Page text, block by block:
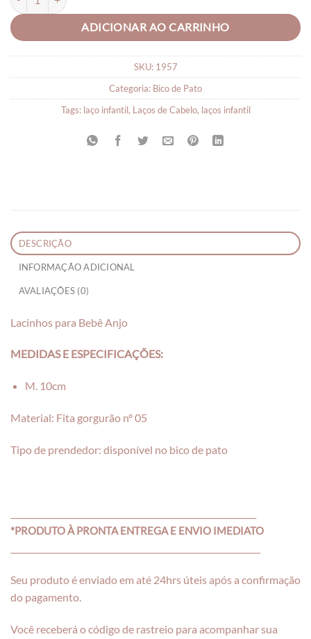
ADICIONAR AO CARRINHO
SKU: 1957
Categoria: Bico de Pato
Tags: laço infantil, Laços de Cabelo, laços infantil
DESCRIÇÃO
INFORMAÇÃO ADICIONAL
AVALIAÇÕES (0)
Lacinhos para Bebê Anjo
MEDIDAS E ESPECIFICAÇÕES:
M. 10cm
Material: Fita gorgurão nº 05
Tipo de prendedor: disponível no bico de pato
*PRODUTO À PRONTA ENTREGA E ENVIO IMEDIATO
Seu produto é enviado em até 24hrs úteis após a confirmação
do pagamento.
Você receberá o código de rastreio para acompanhar sua